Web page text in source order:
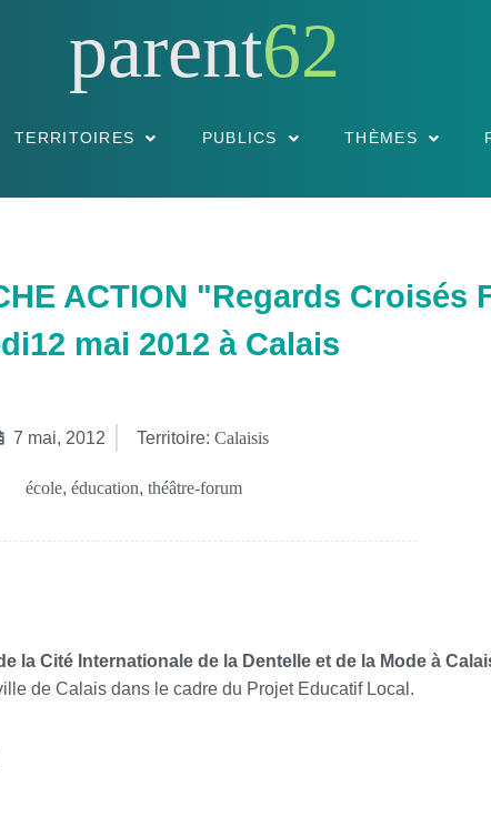
parent62
TERRITOIRES PUBLICS THÈMES
ACTION "Regards Croisés
mai 2012 à Calais
7 mai, 2012 Territoire: Calaisis
école, éducation, théâtre-forum
la Cité Internationale de la Dentelle et de la Mode à
de Calais dans le cadre du Projet Educatif Local.